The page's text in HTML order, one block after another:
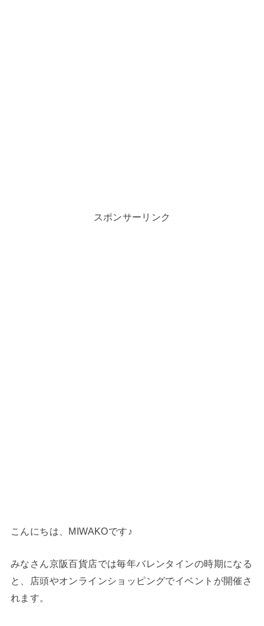
スポンサーリンク
こんにちは、MIWAKOです♪
みなさん京阪百貨店では毎年バレンタインの時期になる
と、店頭やオンラインショッピングでイベントが開催さ
れます。